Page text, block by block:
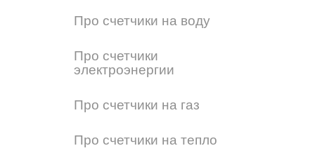
Про счетчики на воду
Про счетчики
электроэнергии
Про счетчики на газ
Про счетчики на тепло